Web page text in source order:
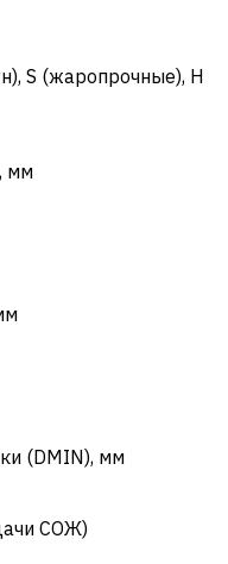
, S (жаропрочные), H
мм
(DMIN), мм
СОЖ)